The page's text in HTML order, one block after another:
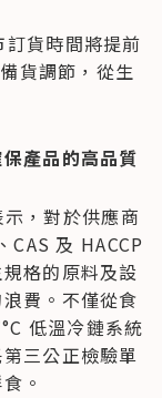
貨時間將提前
貨調節，從生
產品的高品質
，對於供應商
CAS 及 HACCP
格的原料及設
費。不僅從食
低溫冷鏈系統
三公正檢驗單
。